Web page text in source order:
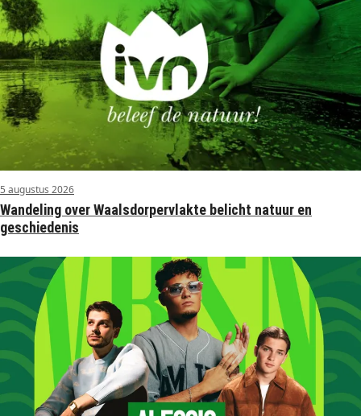
5 augustus 2026
Wandeling over Waalsdorpervlakte belicht natuur en
geschiedenis